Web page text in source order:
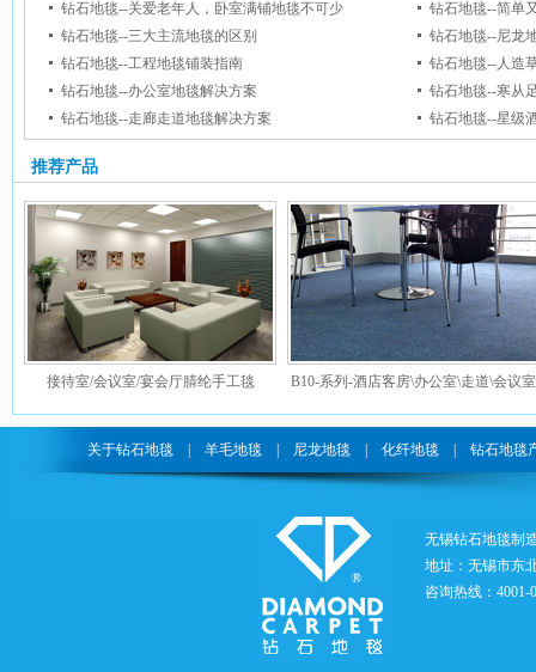
钻石地毯--关爱老年人，卧室满铺地毯不可少
钻石地毯--简单
钻石地毯--三大主流地毯的区别
钻石地毯--尼龙
钻石地毯--工程地毯铺装指南
钻石地毯--人造
钻石地毯--办公室地毯解决方案
钻石地毯--寒从
钻石地毯--走廊走道地毯解决方案
钻石地毯--星级
推荐产品
接待室/会议室/宴会厅腈纶手工毯
B10-系列-酒店客房\办公室\走道\会议室
\展厅丙纶地毯
关于钻石地毯 羊毛地毯 尼龙地毯 化纤地毯 钻石地毯
无锡钻石地毯制
地址：无锡市东
咨询热线：4001-